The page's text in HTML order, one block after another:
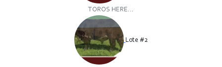
TOROS HERE...
Lote #2